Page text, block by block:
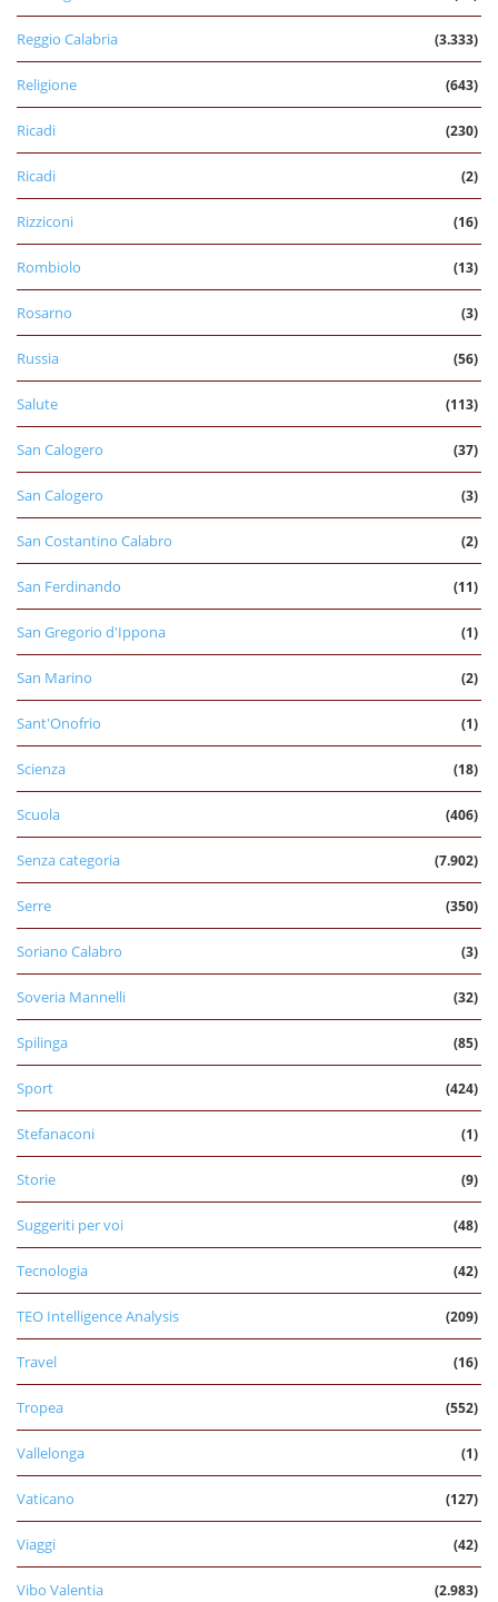
Reggio Calabria (3.333)
Religione (643)
Ricadi (230)
Ricadi (2)
Rizziconi (16)
Rombiolo (13)
Rosarno (3)
Russia (56)
Salute (113)
San Calogero (37)
San Calogero (3)
San Costantino Calabro (2)
San Ferdinando (11)
San Gregorio d'Ippona (1)
San Marino (2)
Sant'Onofrio (1)
Scienza (18)
Scuola (406)
Senza categoria (7.902)
Serre (350)
Soriano Calabro (3)
Soveria Mannelli (32)
Spilinga (85)
Sport (424)
Stefanaconi (1)
Storie (9)
Suggeriti per voi (48)
Tecnologia (42)
TEO Intelligence Analysis (209)
Travel (16)
Tropea (552)
Vallelonga (1)
Vaticano (127)
Viaggi (42)
Vibo Valentia (2.983)